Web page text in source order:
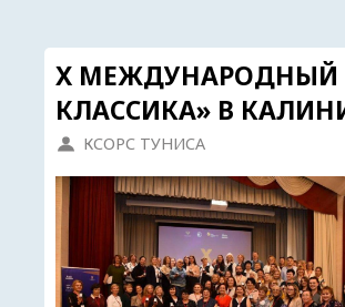
X МЕЖДУНАРОДНЫЙ
КЛАССИКА» В
КСОРС ТУНИСА